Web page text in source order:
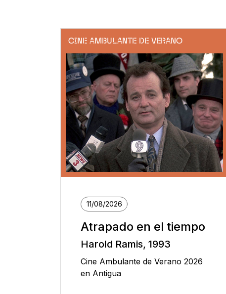
CINE AMBULANTE DE VERANO
11/08/2026
Atrapado en el tiempo
Harold Ramis, 1993
Cine Ambulante de Verano 2026
en Antigua